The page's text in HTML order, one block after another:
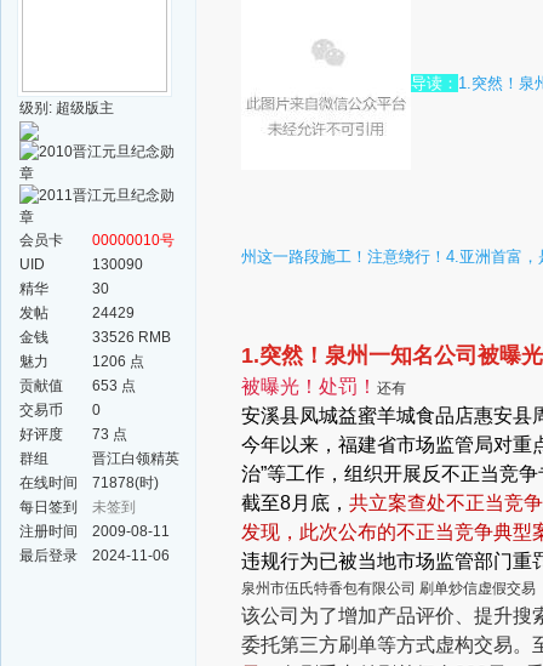
级别: 超级版主
会员卡
00000010号
UID
130090
精华
30
发帖
24429
金钱
33526 RMB
魅力
1206 点
贡献值
653 点
交易币
0
好评度
73 点
群组
晋江白领精英
群
在线时间
71878(时)
每日签到
未签到
注册时间
2009-08-11
最后登录
2024-11-06
导读： 1.突然！泉
州这一路段施工！注意绕行！ 4.亚洲首富，
1.突然！泉州一知名公司被曝
被曝光！处罚！ 还有
安溪县凤城益蜜羊城食品店惠安县
今年以来，福建省市场监管局对重
治”等工作，组织开展反不正当竞
截至8月底， 共立案查处不正当竞
发现，此次公布的不正当竞争典
违规行为已被当地市场监管部门重
泉州市伍氏特香包有限公司 刷单炒信虚假交易
该公司为了增加产品评价、提升搜
委托第三方刷单等方式虚构交易。